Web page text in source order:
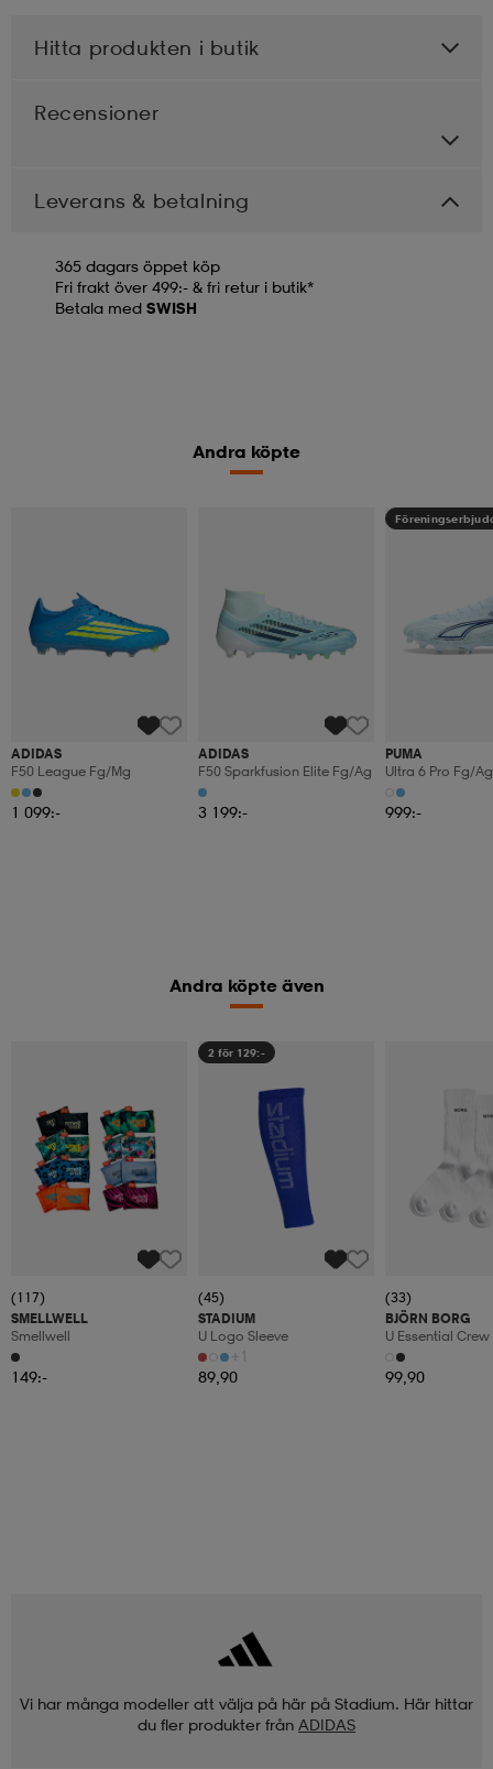
Hitta produkten i butik
Recensioner
Leverans & betalning
365 dagars öppet köp
Fri frakt över 499:- & fri retur i butik*
Betala med SWISH
Andra köpte
ADIDAS
F50 League Fg/mg
1 099:-
ADIDAS
F50 Sparkfusion Elite Fg/ag
3 199:-
PUMA
Ultra 6 Pro Fg/ag
999:-
Andra köpte även
(117)
SMELLWELL
Smellwell
149:-
2 för 129:-
(45)
STADIUM
U Logo Sleeve
+1
89,90
(33)
BJÖRN BORG
U Essential
99,90
Vi har många modeller att välja på här på Stadium. Här hittar
du fler produkter från ADIDAS